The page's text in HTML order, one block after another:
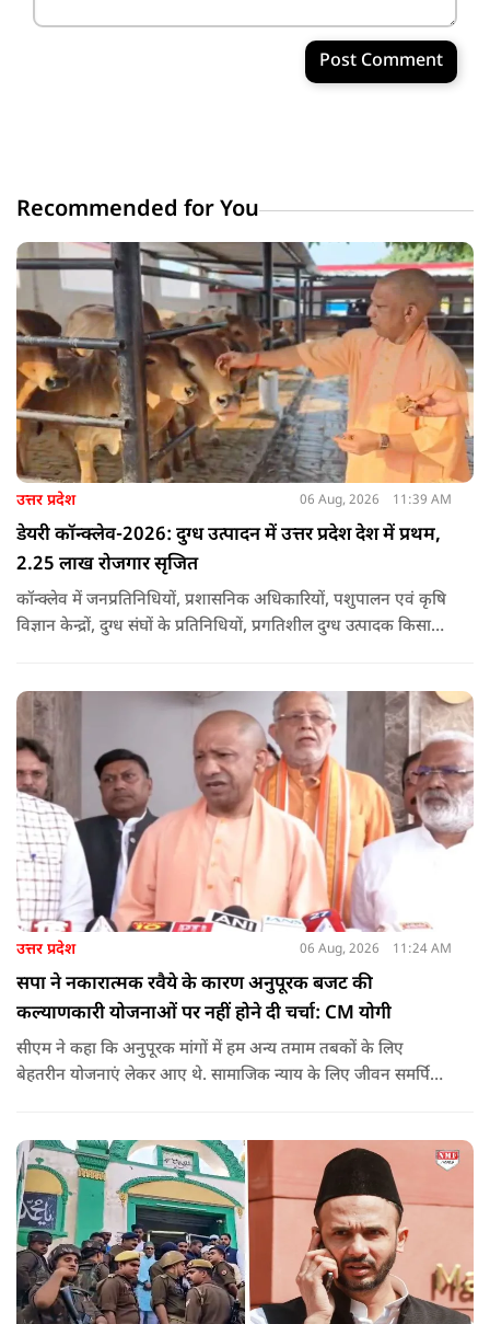
Post Comment
Recommended for You
उत्तर प्रदेश 06 Aug, 2026 11:39 AM
डेयरी कॉन्क्लेव-2026: दुग्ध उत्पादन में उत्तर प्रदेश देश में प्रथम,
2.25 लाख रोजगार सृजित
कॉन्क्लेव में जनप्रतिनिधियों, प्रशासनिक अधिकारियों, पशुपालन एवं कृषि
विज्ञान केन्द्रों, दुग्ध संघों के प्रतिनिधियों, प्रगतिशील दुग्ध उत्पादक किसानों,
उत्तर प्रदेश 06 Aug, 2026 11:24 AM
सपा ने नकारात्मक रवैये के कारण अनुपूरक बजट की
कल्याणकारी योजनाओं पर नहीं होने दी चर्चा: CM योगी
सीएम ने कहा कि अनुपूरक मांगों में हम अन्य तमाम तबकों के लिए
बेहतरीन योजनाएं लेकर आए थे. सामाजिक न्याय के लिए जीवन समर्पित
अहिल्या बाई होल्कर आदि की मूर्तियों पर छाजन, पार्क, बाउंड्रीवाल के
लिए हमने 407 करोड़ रुपये का प्रावधान किया है. यह बजट पास न हो,
इसके लिए समाजवादी पार्टी ने सदन की कार्यवाही को बाधित किया और
लगातार व्यवधान पैदा करने का प्रयास किया.